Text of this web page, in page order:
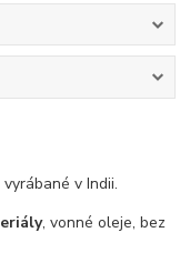
v Indii.
, vonné oleje, bez